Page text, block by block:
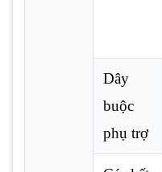
Dây
buộc
phụ trợ